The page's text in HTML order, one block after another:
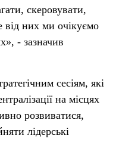
скеровувати,
від них ми очікуємо
- зазначив
сесіям, які
на місцях
розвиватися,
лідерські